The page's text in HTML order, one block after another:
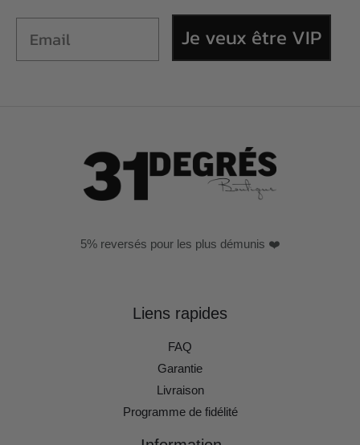
Je veux être VIP
5% reversés pour les plus démunis ❤️
Liens rapides
FAQ
Garantie
Livraison
Programme de fidélité